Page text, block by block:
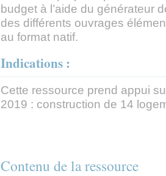
budget à l’aide du générateur
des différents ouvrages
au format natif.
Indications :
Cette ressource prend appui
2019 : construction de 14
Contenu de la ressource